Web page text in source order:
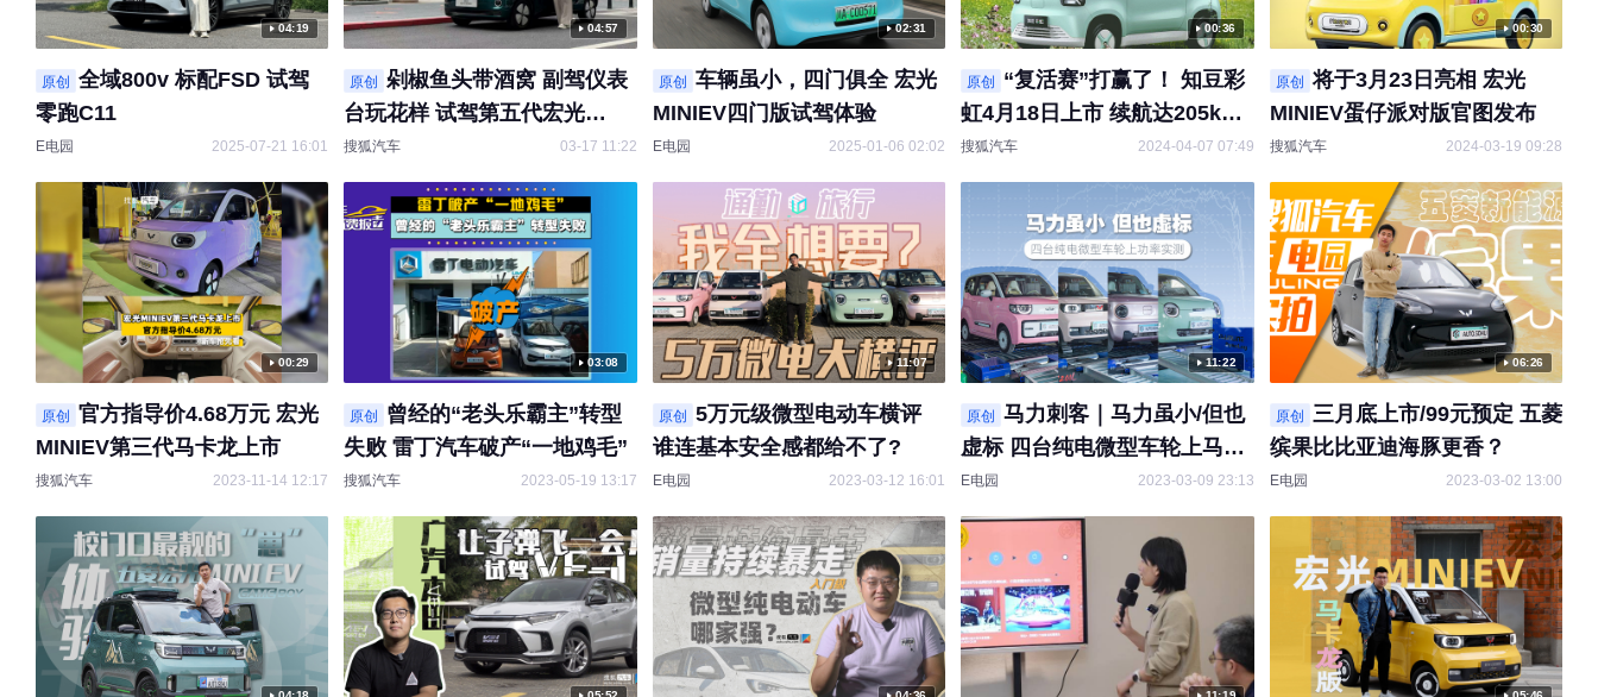
04:19
原创
全域800v 标配FSD 试驾
零跑C11
E电园 2025-07-21 16:01
04:57
原创
剁椒鱼头带酒窝 副驾仪表
台玩花样 试驾第五代宏光
MINIEV
搜狐汽车 03-17 11:22
02:31
原创
车辆虽小，四门俱全 宏光
MINIEV四门版试驾体验
E电园 2025-01-06 02:02
00:36
原创
“复活赛”打赢了！ 知豆彩
虹4月18日上市 续航达205km/
对标宏光MINIEV
搜狐汽车 2024-04-07 07:49
00:30
原创
将于3月23日亮相 宏光
MINIEV蛋仔派对版官图发布
搜狐汽车 2024-03-19 09:28
00:29
原创 官方指导价4.68万元 宏光
MINIEV第三代马卡龙上市
搜狐汽车 2023-11-14 12:17
03:08
原创
曾经的“老头乐霸主”转型
失败 雷丁汽车破产“一地鸡毛”
搜狐汽车 2023-05-19 13:17
11:07
原创 5万元级微型电动车横评
谁连基本安全感都给不了?
E电园 2023-03-12 16:01
11:22
原创 马力刺客｜马力虽小/但也
虚标 四台纯电微型车轮上马力
实测
E电园 2023-03-09 23:13
06:26
原创
三月底上市/99元预定 五菱
缤果比比亚迪海豚更香？
E电园 2023-03-02 13:00